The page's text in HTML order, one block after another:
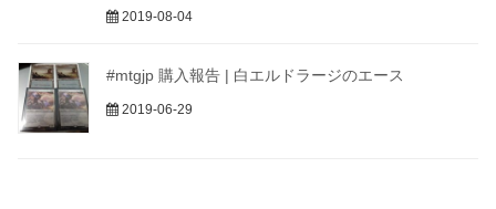
2019-08-04
#mtgjp 購入報告 | 白エルドラージのエース
2019-06-29